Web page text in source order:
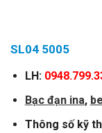
SL04 5005
LH:
Bạc đạn ina,
Thông số kỹ